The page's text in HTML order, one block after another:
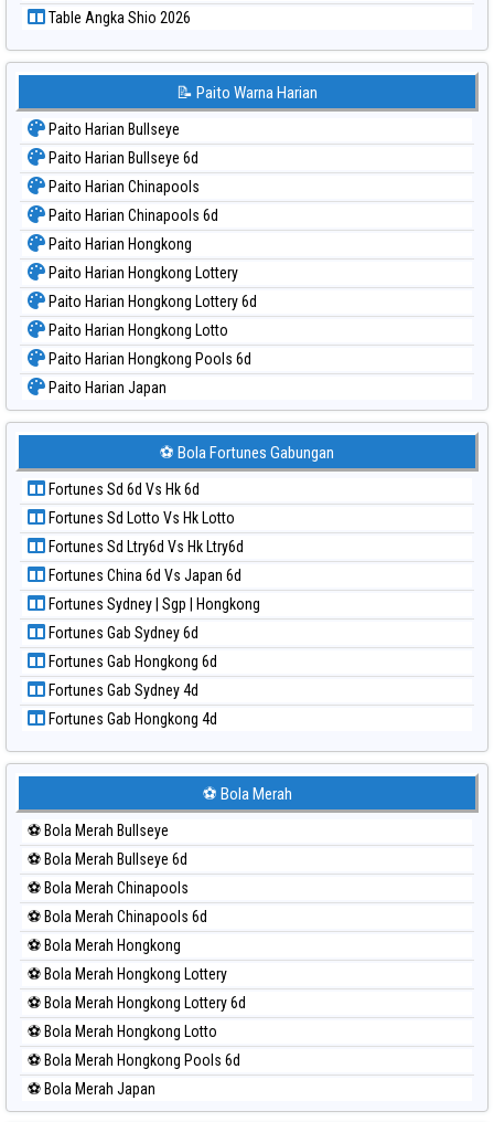
Table Angka Shio 2026
📝 Paito Warna Harian
Paito Harian Bullseye
Paito Harian Bullseye 6d
Paito Harian Chinapools
Paito Harian Chinapools 6d
Paito Harian Hongkong
Paito Harian Hongkong Lottery
Paito Harian Hongkong Lottery 6d
Paito Harian Hongkong Lotto
Paito Harian Hongkong Pools 6d
Paito Harian Japan
Paito Harian Japan 6d
Paito Harian Korea
Paito Harian Kuda Lari
Paito Harian Magnum Cambodia
Paito Harian Nagoya
Paito Harian New York Midday
Paito Harian North Carolina Day
Paito Harian Pcso
Paito Harian Pennsylvania Day
Paito Harian Sao Paulo
Paito Harian Singapore
Paito Harian Sydney
Paito Harian Sydney Lottery
Paito Harian Sydney Lottery 6d
Paito Harian Sydney Lotto
Paito Harian Sydney Pools 6d
Paito Harian Taipei
Paito Harian Taiwan
⚽ Bola Fortunes Gabungan
Fortunes Sd 6d Vs Hk 6d
Fortunes Sd Lotto Vs Hk Lotto
Fortunes Sd Ltry6d Vs Hk Ltry6d
Fortunes China 6d Vs Japan 6d
Fortunes Sydney | Sgp | Hongkong
Fortunes Gab Sydney 6d
Fortunes Gab Hongkong 6d
Fortunes Gab Sydney 4d
Fortunes Gab Hongkong 4d
⚽ Bola Merah
⚽ Bola Merah Bullseye
⚽ Bola Merah Bullseye 6d
⚽ Bola Merah Chinapools
⚽ Bola Merah Chinapools 6d
⚽ Bola Merah Hongkong
⚽ Bola Merah Hongkong Lottery
⚽ Bola Merah Hongkong Lottery 6d
⚽ Bola Merah Hongkong Lotto
⚽ Bola Merah Hongkong Pools 6d
⚽ Bola Merah Japan
⚽ Bola Merah Japan 6d